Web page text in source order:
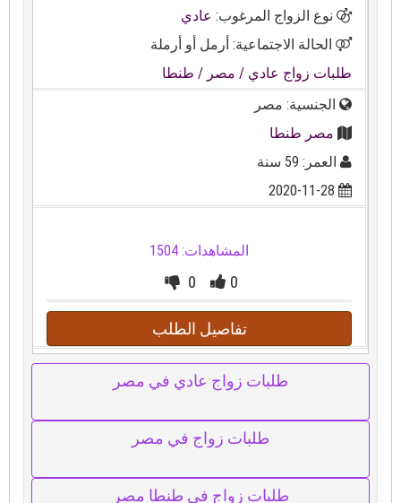
نوع الزواج المرغوب:عادي
الحالة الاجتماعية: أرمل أو أرملة
طلبات زواج عادي/ مصر / طنطا
الجنسية: مصر
مصر طنطا
العمر: 59 سنة
2020-11-28
المشاهدات: 1504
0
0
تفاصيل الطلب
طلبات زواج عادي في مصر
طلبات زواج في مصر
طلبات زواج في طنطا مصر